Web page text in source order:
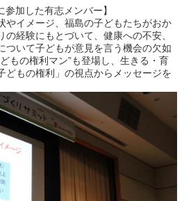
参加した有志メンバー】
やイメージ、福島の子どもたちがおか
経験にもとづいて、健康への不安、
ついて子どもが意見を言う機会の欠如
もの権利マン”も登場し、生きる・育
どもの権利」の視点からメッセージを